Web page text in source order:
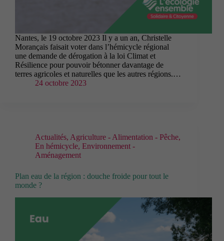
Nantes, le 19 octobre 2023 Il y a un an, Christelle
Morançais faisait voter dans l’hémicycle régional
une demande de dérogation à la loi Climat et
Résilience pour pouvoir bétonner davantage de
terres agricoles et naturelles que les autres régions.…
24 octobre 2023
Actualités, Agriculture - Alimentation - Pêche,
En hémicycle, Environnement -
Aménagement
Plan eau de la région : douche froide pour tout le
monde ?